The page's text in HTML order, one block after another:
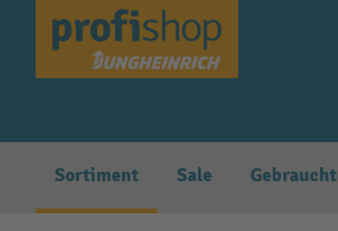
Zur Hauptnavigation springen
Sortiment Sale